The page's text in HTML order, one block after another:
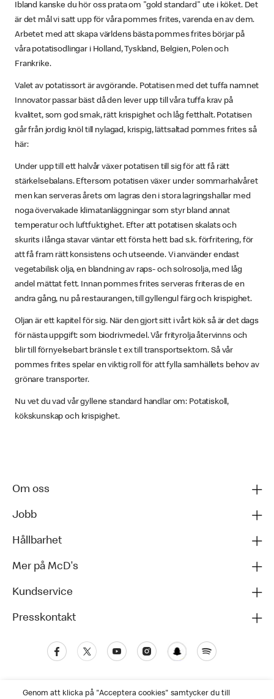
Ibland kanske du hör oss prata om "gold standard" ute i köket. Det
är det mål vi satt upp för våra pommes frites, varenda en av dem.
Arbetet med att skapa världens bästa pommes frites börjar på
våra potatisodlingar i Holland, Tyskland, Belgien, Polen och
Frankrike.
Valet av potatissort är avgörande. Potatisen med det tuffa namnet
Innovator passar bäst då den lever upp till våra tuffa krav på
kvalitet, som god smak, rätt krispighet och låg fetthalt. Potatisen
går från jordig knöl till nylagad, krispig, lättsaltad pommes frites så
här:
Under upp till ett halvår växer potatisen till sig för att få rätt
stärkelsebalans. Eftersom potatisen växer under sommarhalvåret
men kan serveras årets om lagras den i stora lagringshallar med
noga övervakade klimatanläggningar som styr bland annat
temperatur och luftfuktighet. Efter att potatisen skalats och
skurits i långa stavar väntar ett första hett bad s.k. förfritering, för
att få fram rätt konsistens och utseende. Vi använder endast
vegetabilisk olja, en blandning av raps- och solrosolja, med låg
andel mättat fett. Innan pommes frites serveras friteras de en
andra gång, nu på restaurangen, till gyllengul färg och krispighet.
Oljan är ett kapitel för sig. När den gjort sitt i vårt kök så är det dags
för nästa uppgift: som biodrivmedel. Vår frityrolja återvinns och
blir till förnyelsebart bränsle t ex till transportsektorn. Så vår
pommes frites spelar en viktig roll för att fylla samhällets behov av
grönare transporter.
Nu vet du vad vår gyllene standard handlar om: Potatiskoll,
kökskunskap och krispighet.
Om oss
Jobb
Hållbarhet
Mer på McD's
Kundservice
Presskontakt
Genom att klicka på "Acceptera cookies" samtycker du till